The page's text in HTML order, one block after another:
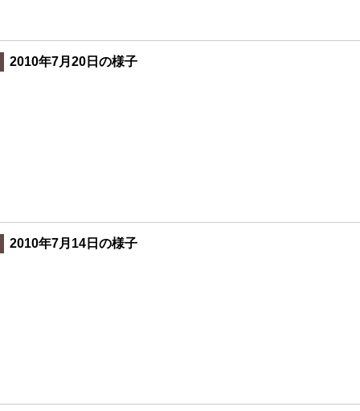
2010年7月20日の様子
2010年7月14日の様子